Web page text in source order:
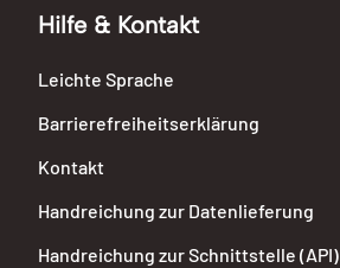
Hilfe & Kontakt
Leichte Sprache
Barrierefreiheitserklärung
Kontakt
Handreichung zur Datenlieferung
Handreichung zur Schnittstelle (API)